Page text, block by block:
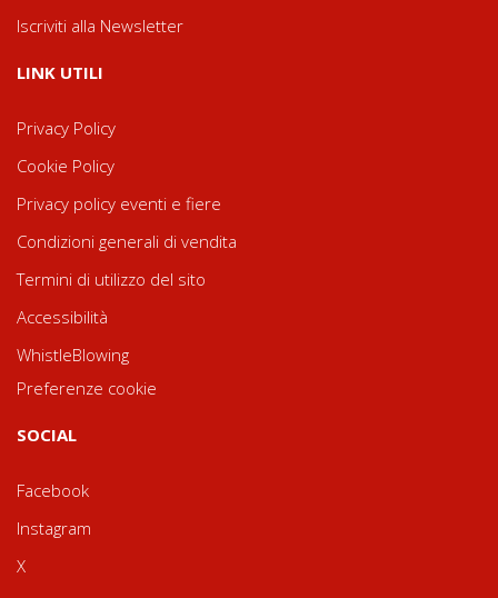
Iscriviti alla Newsletter
LINK UTILI
Privacy Policy
Cookie Policy
Privacy policy eventi e fiere
Condizioni generali di vendita
Termini di utilizzo del sito
Accessibilità
WhistleBlowing
Preferenze cookie
SOCIAL
Facebook
Instagram
X